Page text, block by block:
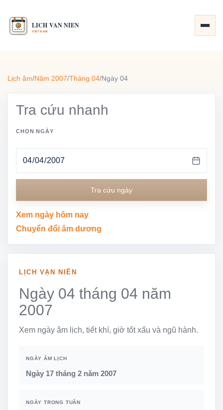
Lịch âm/Năm 2007/Tháng 04/Ngày 04
Tra cứu nhanh
CHỌN NGÀY
Tra cứu ngày
Xem ngày hôm nay
Chuyển đổi âm dương
LỊCH VẠN NIÊN
Ngày 04 tháng 04 năm
2007
Xem ngày âm lịch, tiết khí, giờ tốt xấu và ngũ hành.
NGÀY ÂM LỊCH
Ngày 17 tháng 2 năm 2007
NGÀY TRONG TUẦN